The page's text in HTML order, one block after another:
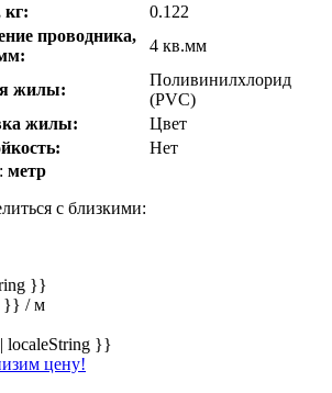
кг:
0.122
проводника,
4 кв.мм
жилы:
Поливинилхлорид
(PVC)
жилы:
Цвет
Нет
метр
с близкими:
}}
}} / м
localeString }}
цену!